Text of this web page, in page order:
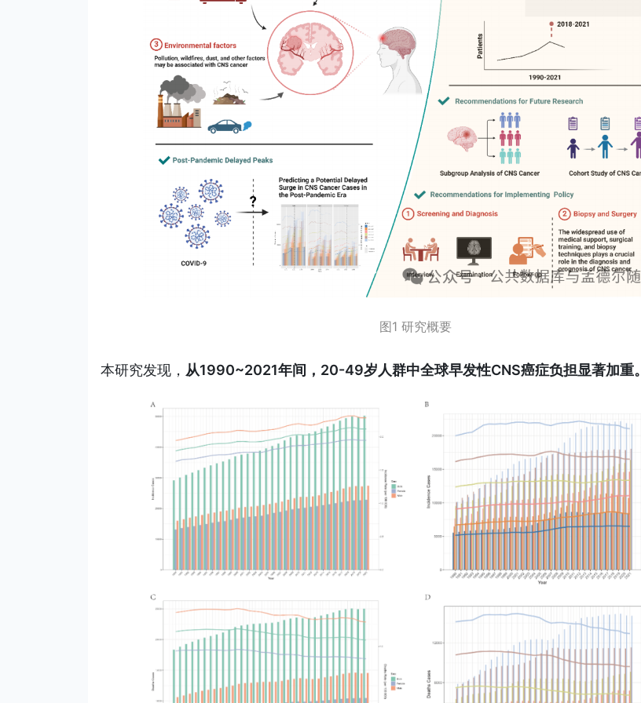
图1 研究概要
本研究发现， 从1990~2021年间，20-49岁人群中全球早发性CNS癌症负担显著加重。